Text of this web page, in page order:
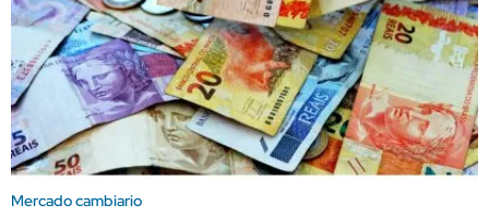
Mercado cambiario